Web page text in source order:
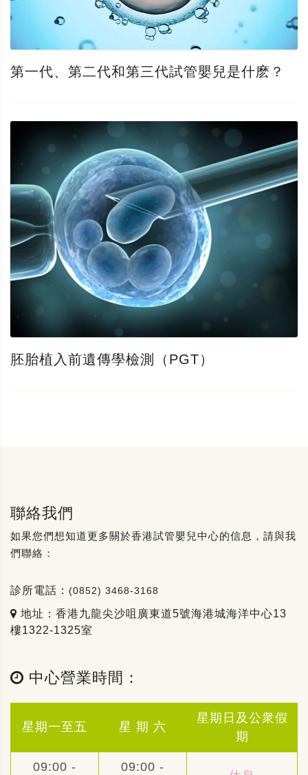
第一代、第二代和第三代試管嬰兒是什麽？
胚胎植入前遺傳學檢測（PGT）
聯絡我們
如果您們想知道更多關於香港試管嬰兒中心的信息，請與我
們聯絡：
診所電話： (0852) 3468-3168
地址：香港九龍尖沙咀廣東道5號海港城海洋中心13
樓1322-1325室
中心營業時間：
星期一至五 星 期 六
星期日及公衆假
期
09:00 - 09:00 -